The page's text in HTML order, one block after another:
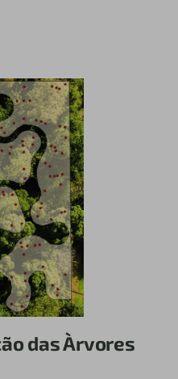
das Àrvores